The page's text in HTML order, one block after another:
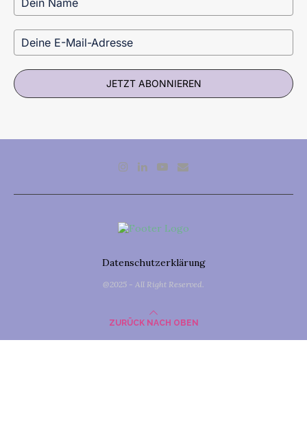
JETZT ABONNIEREN
Datenschutzerklärung
@2025 - All Right Reserved.
ZURÜCK NACH OBEN